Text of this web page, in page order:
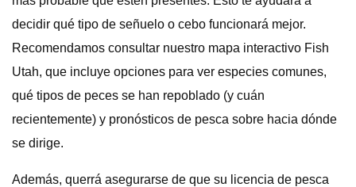
decidir qué tipo de señuelo o cebo funcionará mejor.
Recomendamos consultar nuestro mapa interactivo Fish
Utah, que incluye opciones para ver especies comunes,
qué tipos de peces se han repoblado (y cuán
recientemente) y pronósticos de pesca sobre hacia dónde
se dirige.
Además, querrá asegurarse de que su licencia de pesca